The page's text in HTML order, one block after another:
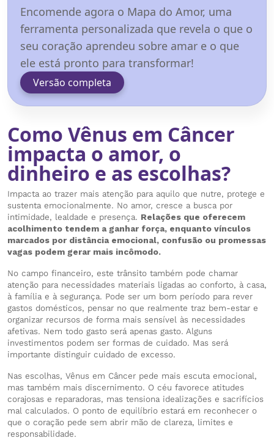
Encomende agora o Mapa do Amor, uma
ferramenta personalizada que revela o que o
seu coração aprendeu sobre amar e o que
ele está pronto para transformar!
Versão completa
Como Vênus em Câncer
impacta o amor, o
dinheiro e as escolhas?
Impacta ao trazer mais atenção para aquilo que nutre, protege e
sustenta emocionalmente. No amor, cresce a busca por
intimidade, lealdade e presença. Relações que oferecem
acolhimento tendem a ganhar força, enquanto vínculos
marcados por distância emocional, confusão ou promessas
vagas podem gerar mais incômodo.
No campo financeiro, este trânsito também pode chamar
atenção para necessidades materiais ligadas ao conforto, à casa,
à família e à segurança. Pode ser um bom período para rever
gastos domésticos, pensar no que realmente traz bem-estar e
organizar recursos de forma mais sensível às necessidades
afetivas. Nem todo gasto será apenas gasto. Alguns
investimentos podem ser formas de cuidado. Mas será
importante distinguir cuidado de excesso.
Nas escolhas, Vênus em Câncer pede mais escuta emocional,
mas também mais discernimento. O céu favorece atitudes
corajosas e reparadoras, mas tensiona idealizações e sacrifícios
mal calculados. O ponto de equilíbrio estará em reconhecer o
que o coração pede sem abrir mão de clareza, limites e
responsabilidade.